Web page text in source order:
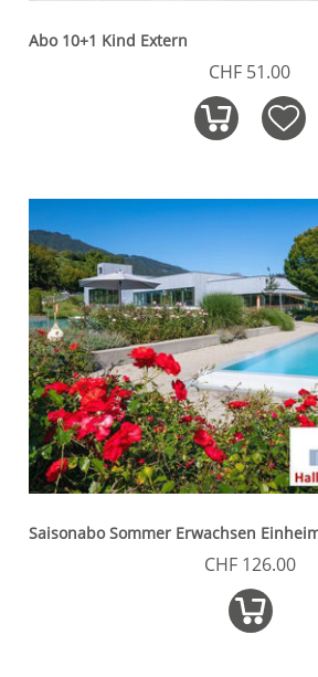
Abo 10+1 Kind Extern
CHF 51.00
Saisonabo Sommer Erwachsen
CHF 126.00